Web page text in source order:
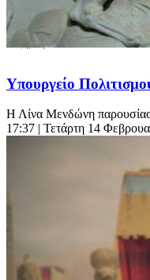
Υπουργείο
Η Λίνα Μενδώνη
17:37 | Τετάρτη 14